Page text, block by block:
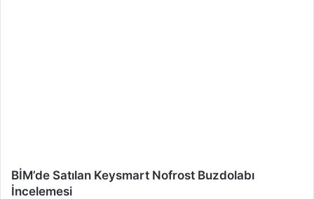
BİM’de Satılan Keysmart Nofrost Buzdolabı
İncelemesi